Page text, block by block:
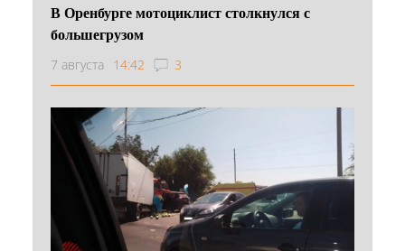
В Оренбурге мотоциклист столкнулся с
большегрузом
7 августа 14:42 3